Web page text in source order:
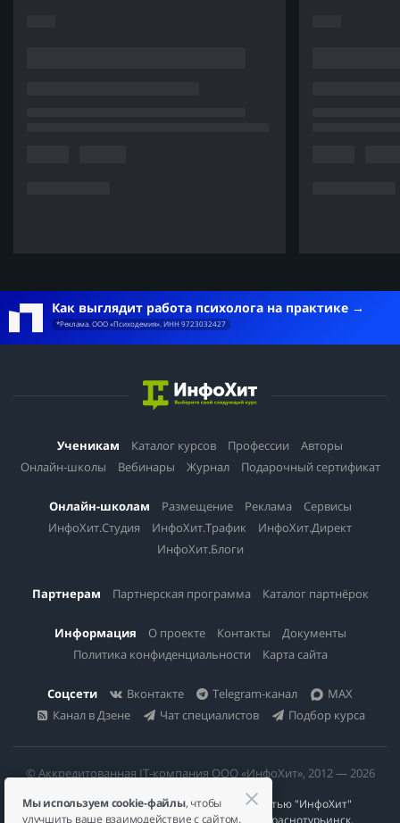
Как выглядит работа психолога на практике
*Реклама. ООО «Психодемия». ИНН 9723032427
Ученикам Каталог курсов Профессии
Авторы
Онлайн-школы
Вебинары Журнал Подарочный сертификат
Онлайн-школам Размещение Реклама
Сервисы
ИнфоХит.Студия
ИнфоХит.Трафик
ИнфоХит.Директ
ИнфоХит.Блоги
Партнерам Партнерская программа Каталог партнёрок
Информация О проекте Контакты
Документы
Политика конфиденциальности
Карта сайта
Соцсети Вконтакте Telegram-канал
MAX
Канал в Дзене
Чат специалистов Подбор курса
© Аккредитованная IT-компания ООО «ИнфоХит», 2012 — 2026
Общество с ограниченной ответственностью "ИнфоХит"
Мы используем cookie-файлы, чтобы
улучшить ваше взаимодействие с сайтом.